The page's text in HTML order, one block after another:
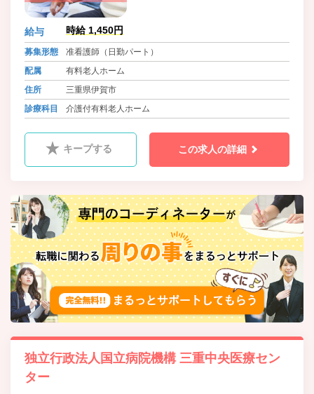
給与 時給 1,450円
募集形態
准看護師（日勤パート）
配属
有料老人ホーム
住所
三重県伊賀市
診療科目
介護付有料老人ホーム
キープする この求人の詳細
独立行政法人国立病院機構 三重中央医療セン
ター